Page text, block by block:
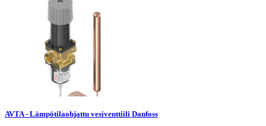
AVTA - Lämpötilaohjattu vesiventtiili Danfoss